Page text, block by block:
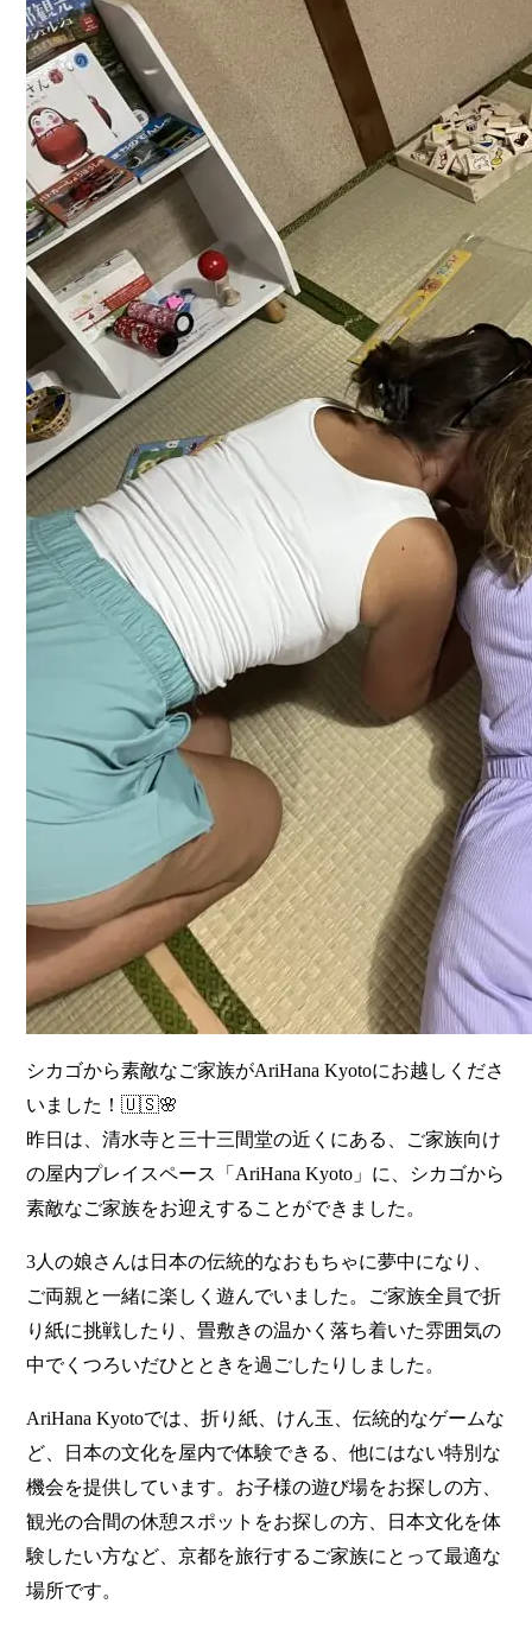
シカゴから素敵なご家族がAriHana Kyotoにお越しくださ
いました！🇺🇸🌸
昨日は、清水寺と三十三間堂の近くにある、ご家族向け
の屋内プレイスペース「AriHana Kyoto」に、シカゴから
素敵なご家族をお迎えすることができました。
3人の娘さんは日本の伝統的なおもちゃに夢中になり、
ご両親と一緒に楽しく遊んでいました。ご家族全員で折
り紙に挑戦したり、畳敷きの温かく落ち着いた雰囲気の
中でくつろいだひとときを過ごしたりしました。
AriHana Kyotoでは、折り紙、けん玉、伝統的なゲームな
ど、日本の文化を屋内で体験できる、他にはない特別な
機会を提供しています。お子様の遊び場をお探しの方、
観光の合間の休憩スポットをお探しの方、日本文化を体
験したい方など、京都を旅行するご家族にとって最適な
場所です。